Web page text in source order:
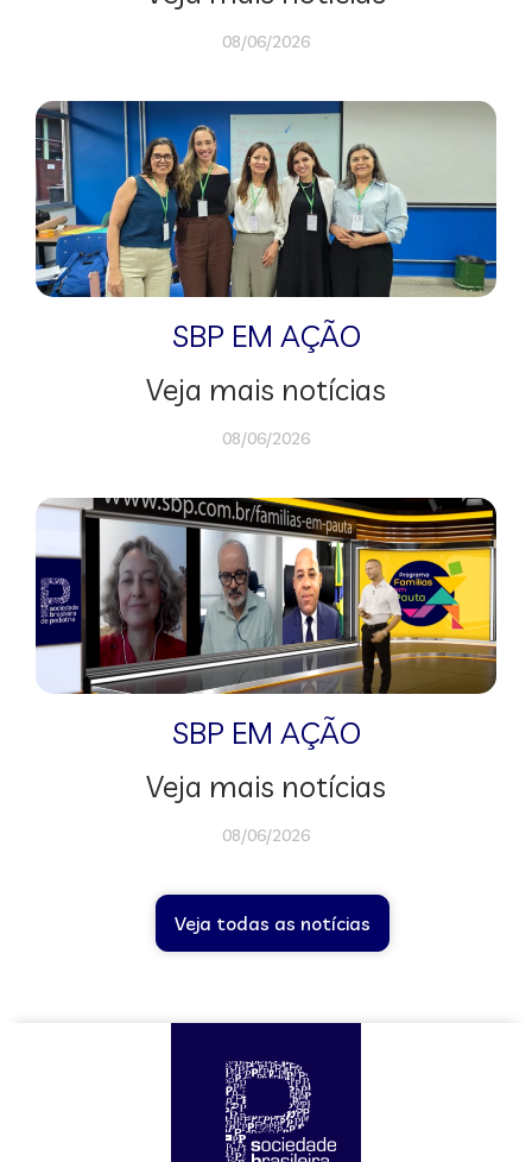
08/06/2026
SBP EM AÇÃO
Veja mais notícias
08/06/2026
SBP EM AÇÃO
Veja mais notícias
08/06/2026
Veja todas as notícias